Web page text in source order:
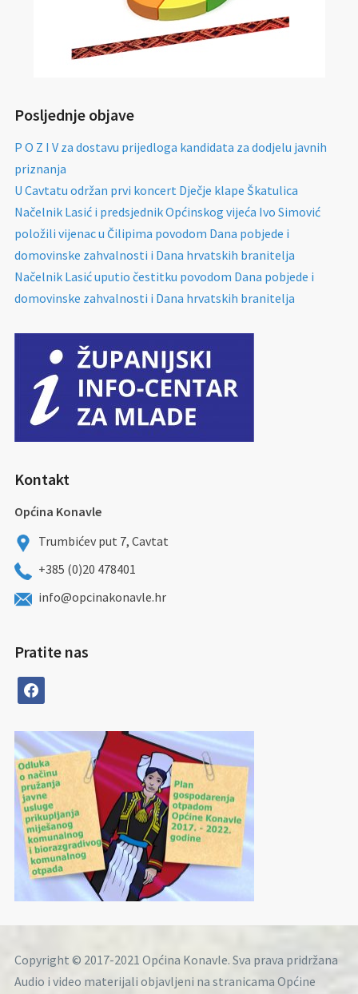
Posljednje objave
P O Z I V za dostavu prijedloga kandidata za dodjelu javnih
priznanja
U Cavtatu održan prvi koncert Dječje klape Škatulica
Načelnik Lasić i predsjednik Općinskog vijeća Ivo Simović
položili vijenac u Čilipima povodom Dana pobjede i
domovinske zahvalnosti i Dana hrvatskih branitelja
Načelnik Lasić uputio čestitku povodom Dana pobjede i
domovinske zahvalnosti i Dana hrvatskih branitelja
Kontakt
Općina Konavle
Trumbićev put 7, Cavtat
+385 (0)20 478401
info@opcinakonavle.hr
Pratite nas
facebook
Copyright © 2017-2021 Općina Konavle. Sva prava pridržana
Audio i video materijali objavljeni na stranicama Općine